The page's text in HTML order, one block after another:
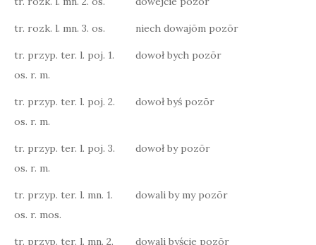
tr. rozk. l. mn. 3. os. niech dowajōm pozōr
tr. przyp. ter. l. poj. 1.
os. r. m.
dowoł bych pozōr
tr. przyp. ter. l. poj. 2.
os. r. m.
dowoł byś pozōr
tr. przyp. ter. l. poj. 3.
os. r. m.
dowoł by pozōr
tr. przyp. ter. l. mn. 1.
os. r. mos.
dowali by my pozōr
tr. przyp. ter. l. mn. 2. dowali byście pozōr